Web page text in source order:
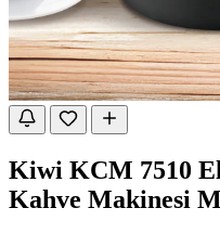
Kiwi KCM 7510
Kahve Makinesi